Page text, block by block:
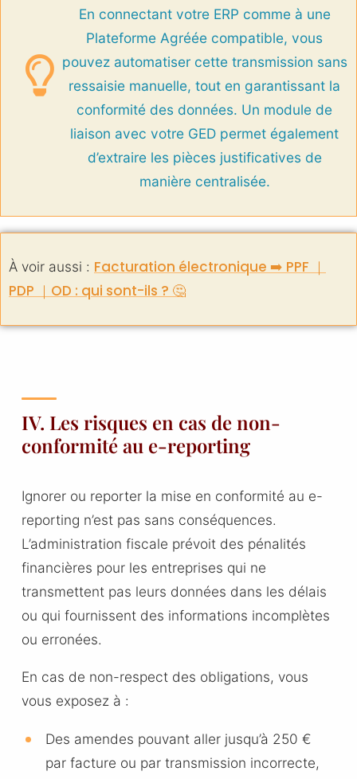
En connectant votre ERP comme à une
Plateforme Agréée compatible, vous
pouvez automatiser cette transmission sans
ressaisie manuelle, tout en garantissant la
conformité des données. Un module de
liaison avec votre GED permet également
d’extraire les pièces justificatives de
manière centralisée.
À voir aussi : Facturation électronique ➡️ PPF ｜
PDP ｜OD : qui sont-ils ? 🤔
IV. Les risques en cas de non-
conformité au e-reporting
Ignorer ou reporter la mise en conformité au e-
reporting n’est pas sans conséquences.
L’administration fiscale prévoit des pénalités
financières pour les entreprises qui ne
transmettent pas leurs données dans les délais
ou qui fournissent des informations incomplètes
ou erronées.
En cas de non-respect des obligations, vous
vous exposez à :
Des amendes pouvant aller jusqu’à 250 €
par facture ou par transmission incorrecte,